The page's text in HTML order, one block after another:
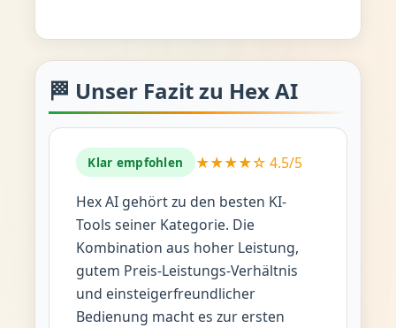
🏁 Unser Fazit zu Hex AI
Klar empfohlen ★★★★☆ 4.5/5
Hex AI gehört zu den besten KI-
Tools seiner Kategorie. Die
Kombination aus hoher Leistung,
gutem Preis-Leistungs-Verhältnis
und einsteigerfreundlicher
Bedienung macht es zur ersten